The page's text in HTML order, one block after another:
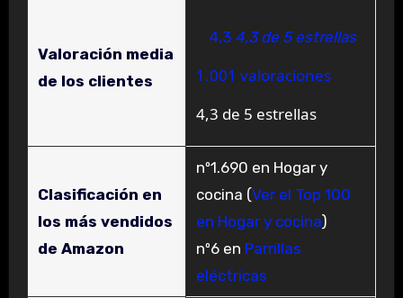
Valoración media
de los clientes
4,3 4,3 de 5 estrellas
1.001 valoraciones
4,3 de 5 estrellas
Clasificación en
los más vendidos
de Amazon
nº1.690 en Hogar y
cocina (Ver el Top 100
en Hogar y cocina)
nº6 en Parrillas
eléctricas